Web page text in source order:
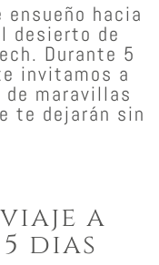
ensueño hacia
desierto de
Durante 5
invitamos a
de maravillas
te dejarán sin
a
dias